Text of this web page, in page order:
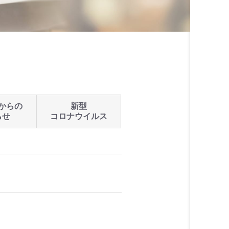
らの
せ
新型
コロナウイルス